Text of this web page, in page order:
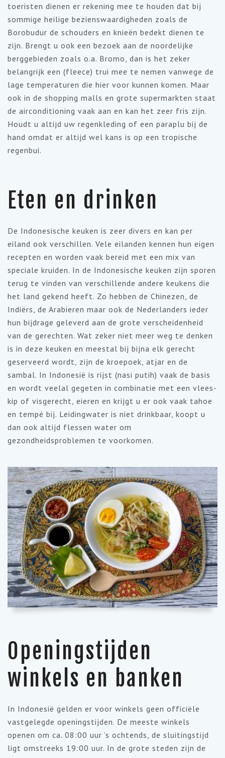
toeristen dienen er rekening mee te houden dat bij
sommige heilige bezienswaardigheden zoals de
Borobudur de schouders en knieën bedekt dienen te
zijn. Brengt u ook een bezoek aan de noordelijke
berggebieden zoals o.a. Bromo, dan is het zeker
belangrijk een (fleece) trui mee te nemen vanwege de
lage temperaturen die hier voor kunnen komen. Maar
ook in de shopping malls en grote supermarkten staat
de airconditioning vaak aan en kan het zeer fris zijn.
Houdt u altijd uw regenkleding of een paraplu bij de
hand omdat er altijd wel kans is op een tropische
regenbui.
Eten en drinken
De Indonesische keuken is zeer divers en kan per
eiland ook verschillen. Vele eilanden kennen hun eigen
recepten en worden vaak bereid met een mix van
speciale kruiden. In de Indonesische keuken zijn sporen
terug te vinden van verschillende andere keukens die
het land gekend heeft. Zo hebben de Chinezen, de
Indiërs, de Arabieren maar ook de Nederlanders ieder
hun bijdrage geleverd aan de grote verscheidenheid
van de gerechten. Wat zeker niet meer weg te denken
is in deze keuken en meestal bij bijna elk gerecht
geserveerd wordt, zijn de kroepoek, atjar en de
sambal. In Indonesië is rijst (nasi putih) vaak de basis
en wordt veelal gegeten in combinatie met een vlees-
kip of visgerecht, eieren en krijgt u er ook vaak tahoe
en tempé bij. Leidingwater is niet drinkbaar, koopt u
dan ook altijd flessen water om
gezondheidsproblemen te voorkomen.
Openingstijden
winkels en banken
In Indonesië gelden er voor winkels geen officiële
vastgelegde openingstijden. De meeste winkels
openen om ca. 08:00 uur ’s ochtends, de sluitingstijd
ligt omstreeks 19:00 uur. In de grote steden zijn de